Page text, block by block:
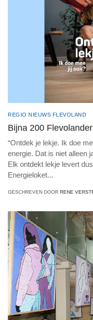
REGIO NIEUWS FLEVOLAND
Bijna 200
“Ontdek je lekje. Ik doe
energie. Dat is niet alleen
Elk ontdekt lekje levert
Energieloket...
GESCHREVEN DOOR RENE